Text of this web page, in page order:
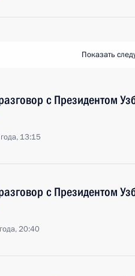
Показать
с Президентом
13:15
с Президентом
20:40